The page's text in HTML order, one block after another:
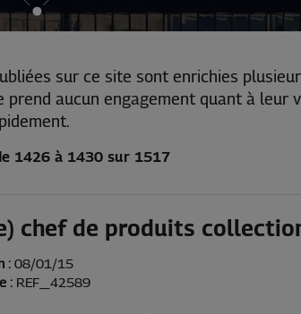
sur ce site sont enrichies
prend aucun engagement quant à leur
1426 à 1430 sur 1517
chef de produits
: 08/01/15
: REF_42589